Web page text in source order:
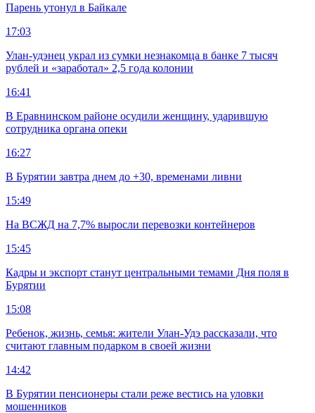
Парень утонул в Байкале
17:03
Улан-удэнец украл из сумки незнакомца в банке 7 тысяч
рублей и «заработал» 2,5 года колонии
16:41
В Еравнинском районе осудили женщину, ударившую
сотрудника органа опеки
16:27
В Бурятии завтра днем до +30, временами ливни
15:49
На ВСЖД на 7,7% выросли перевозки контейнеров
15:45
Кадры и экспорт станут центральными темами Дня поля в
Бурятии
15:08
Ребенок, жизнь, семья: жители Улан-Удэ рассказали, что
считают главным подарком в своей жизни
14:42
В Бурятии пенсионеры стали реже вестись на уловки
мошенников